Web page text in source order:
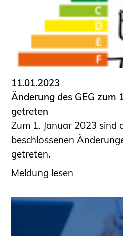
11.01.2023
Änderung des GEG zum
getreten
Zum 1. Januar 2023 sind
beschlossenen
getreten.
Meldung lesen